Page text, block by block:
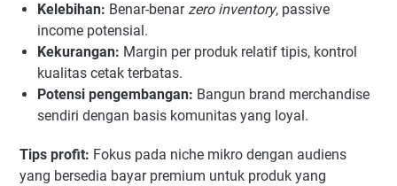
Kelebihan: Benar-benarzero inventory, passive
income potensial.
Kekurangan: Margin per produk relatif tipis, kontrol
kualitas cetak terbatas.
Potensi pengembangan: Bangun brand merchandise
sendiri dengan basis komunitas yang loyal.
Tips profit: Fokus pada niche mikro dengan audiens
yang bersedia bayar premium untuk produk yang